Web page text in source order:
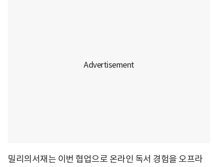
밀리의서재는 이번 협업으로 온라인 독서 경험을 오프라